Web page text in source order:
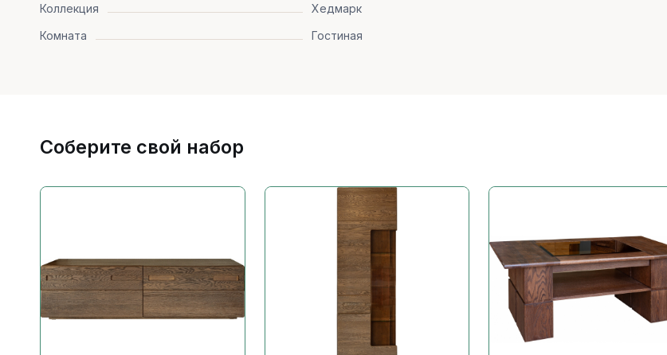
Коллекция
Хедмарк
Комната
Гостиная
Соберите свой набор